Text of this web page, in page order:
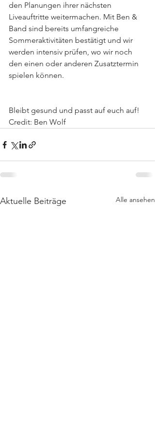
den Planungen ihrer nächsten
Liveauftritte weitermachen. Mit Ben &
Band sind bereits umfangreiche
Sommeraktivitäten bestätigt und wir
werden intensiv prüfen, wo wir noch
den einen oder anderen Zusatztermin
spielen können.
Bleibt gesund und passt auf euch auf!
Credit: Ben Wolf
Aktuelle Beiträge Alle ansehen